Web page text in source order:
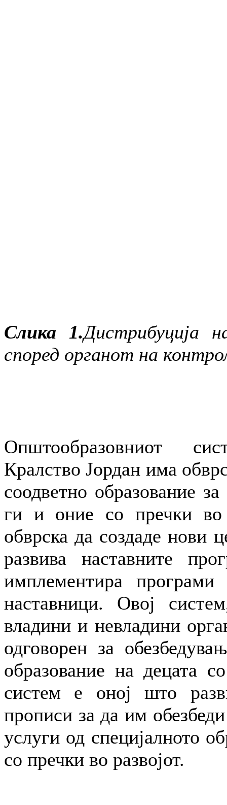
Слика 1.Дистрибуција
според органот на
Општообразовниот
Кралство Јордан има
соодветно образование
ги и оние со пречки во
обврска да создаде нови
развива наставните
имплементира
наставници. Овој
владини и невладини
одговорен за
образование на децата
систем е оној што
прописи за да им
услуги од специјалното
со пречки во развојот.